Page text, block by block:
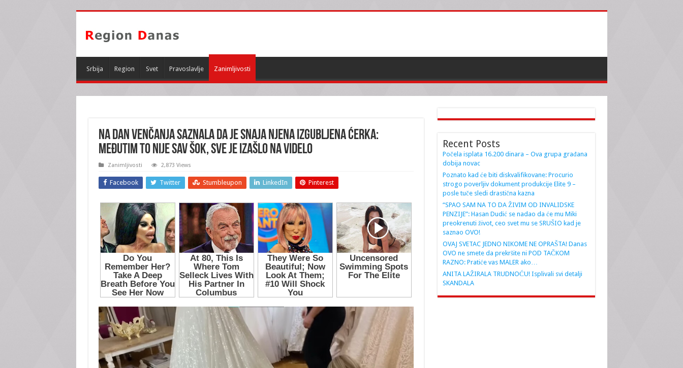
Srbija Region Svet Pravoslavlje Zanimljivosti
NA DAN VENČANJA SAZNALA DA JE SNAJA NJENA IZGUBLJENA ĆERKA:
Međutim to nije sav ŠOK, sve je izašlo na videlo
Zanimljivosti 2,873 Views
Facebook Twitter Stumbleupon LinkedIn Pinterest
Recent Posts
Počela isplata 16.200 dinara – Ova grupa građana
dobija novac
Poznato kad će biti diskvalifikovane: Procurio
strogo poverljiv dokument produkcije Elite 9 –
posle tuče sledi drastična kazna
“SPAO SAM NA TO DA ŽIVIM OD INVALIDSKE
PENZIJE”: Hasan Dudić se nadao da će mu Miki
preokrenuti život, ceo svet mu se SRUŠIO kad je
saznao OVO!
OVAJ SVETAC JEDNO NIKOME NE OPRAŠTA! Danas
OVO ne smete da prekršite ni POD TAČKOM
RAZNO: Pratiće vas MALER ako…
ANITA LAŽIRALA TRUDNOĆU! Isplivali svi detalji
SKANDALA